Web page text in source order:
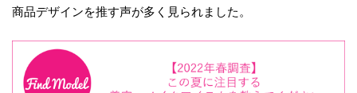
商品デザインを推す声が多く見られました。